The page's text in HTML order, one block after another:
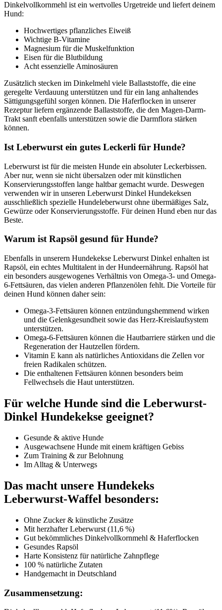
Dinkelvollkornmehl ist ein wertvolles Urgetreide und liefert deinem
Hund:
Hochwertiges pflanzliches Eiweiß
Wichtige B-Vitamine
Magnesium für die Muskelfunktion
Eisen für die Blutbildung
Acht essenzielle Aminosäuren
Zusätzlich stecken im Dinkelmehl viele Ballaststoffe, die eine
geregelte Verdauung unterstützen und für ein lang anhaltendes
Sättigungsgefühl sorgen können. Die Haferflocken in unserer
Rezeptur liefern ergänzende Ballaststoffe, die den Magen-Darm-
Trakt sanft ebenfalls unterstützen sowie die Darmflora stärken
können.
Ist Leberwurst ein gutes Leckerli für Hunde?
Leberwurst ist für die meisten Hunde ein absoluter Leckerbissen.
Aber nur, wenn sie nicht übersalzen oder mit künstlichen
Konservierungsstoffen lange haltbar gemacht wurde. Deswegen
verwenden wir in unseren Leberwurst Dinkel Hundekeksen
ausschließlich spezielle Hundeleberwurst ohne übermäßiges Salz,
Gewürze oder Konservierungsstoffe. Für deinen Hund eben nur das
Beste.
Warum ist Rapsöl gesund für Hunde?
Ebenfalls in unserern Hundekekse Leberwurst Dinkel enhalten ist
Rapsöl, ein echtes Multitalent in der Hundeernährung. Rapsöl hat
ein besonders ausgewogenes Verhältnis von Omega-3- und Omega-
6-Fettsäuren, das vielen anderen Pflanzenölen fehlt. Die Vorteile für
deinen Hund können daher sein:
Omega-3-Fettsäuren können entzündungshemmend wirken
und die Gelenkgesundheit sowie das Herz-Kreislaufsystem
unterstützen.
Omega-6-Fettsäuren können die Hautbarriere stärken und die
Regeneration der Hautzellen fördern.
Vitamin E kann als natürliches Antioxidans die Zellen vor
freien Radikalen schützen.
Die enthaltenen Fettsäuren können besonders beim
Fellwechsels die Haut unterstützen.
Für welche Hunde sind die Leberwurst-
Dinkel Hundekekse geeignet?
Gesunde & aktive Hunde
Ausgewachsene Hunde mit einem kräftigen Gebiss
Zum Training & zur Belohnung
Im Alltag & Unterwegs
Das macht unsere Hundekeks
Leberwurst-Waffel besonders:
Ohne Zucker & künstliche Zusätze
Mit herzhafter Leberwurst (11,6 %)
Gut bekömmliches Dinkelvollkornmehl & Haferflocken
Gesundes Rapsöl
Harte Konsistenz für natürliche Zahnpflege
100 % natürliche Zutaten
Handgemacht in Deutschland
Zusammensetzung: